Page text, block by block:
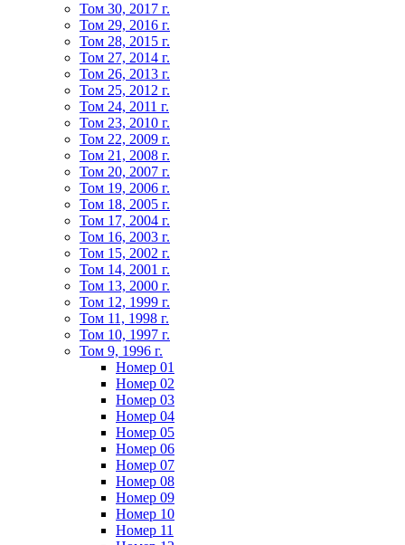
Том 30, 2017 г.
Том 29, 2016 г.
Том 28, 2015 г.
Том 27, 2014 г.
Том 26, 2013 г.
Том 25, 2012 г.
Том 24, 2011 г.
Том 23, 2010 г.
Том 22, 2009 г.
Том 21, 2008 г.
Том 20, 2007 г.
Том 19, 2006 г.
Том 18, 2005 г.
Том 17, 2004 г.
Том 16, 2003 г.
Том 15, 2002 г.
Том 14, 2001 г.
Том 13, 2000 г.
Том 12, 1999 г.
Том 11, 1998 г.
Том 10, 1997 г.
Том 9, 1996 г.
Номер 01
Номер 02
Номер 03
Номер 04
Номер 05
Номер 06
Номер 07
Номер 08
Номер 09
Номер 10
Номер 11